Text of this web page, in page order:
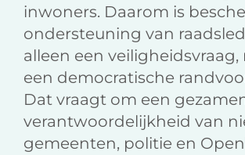
inwoners. Daarom is
ondersteuning van
alleen een veiligheidsvraag,
een democratische
Dat vraagt om een
verantwoordelijkheid van
gemeenten, politie en